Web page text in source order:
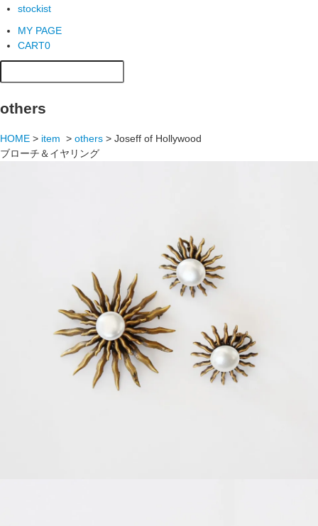
stockist
MY PAGE
CART0
others
HOME > item > others > Joseff of Hollywood
ブローチ＆イヤリング